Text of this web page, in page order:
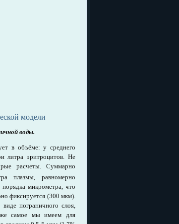
модели
воды.
в объёме: у среднего
литра эритроцитов. Не
расчеты. Суммарно
плазмы, равномерно
микрометра, что
фиксируется (300 мкм).
пограничного слоя,
же самое мы имеем для